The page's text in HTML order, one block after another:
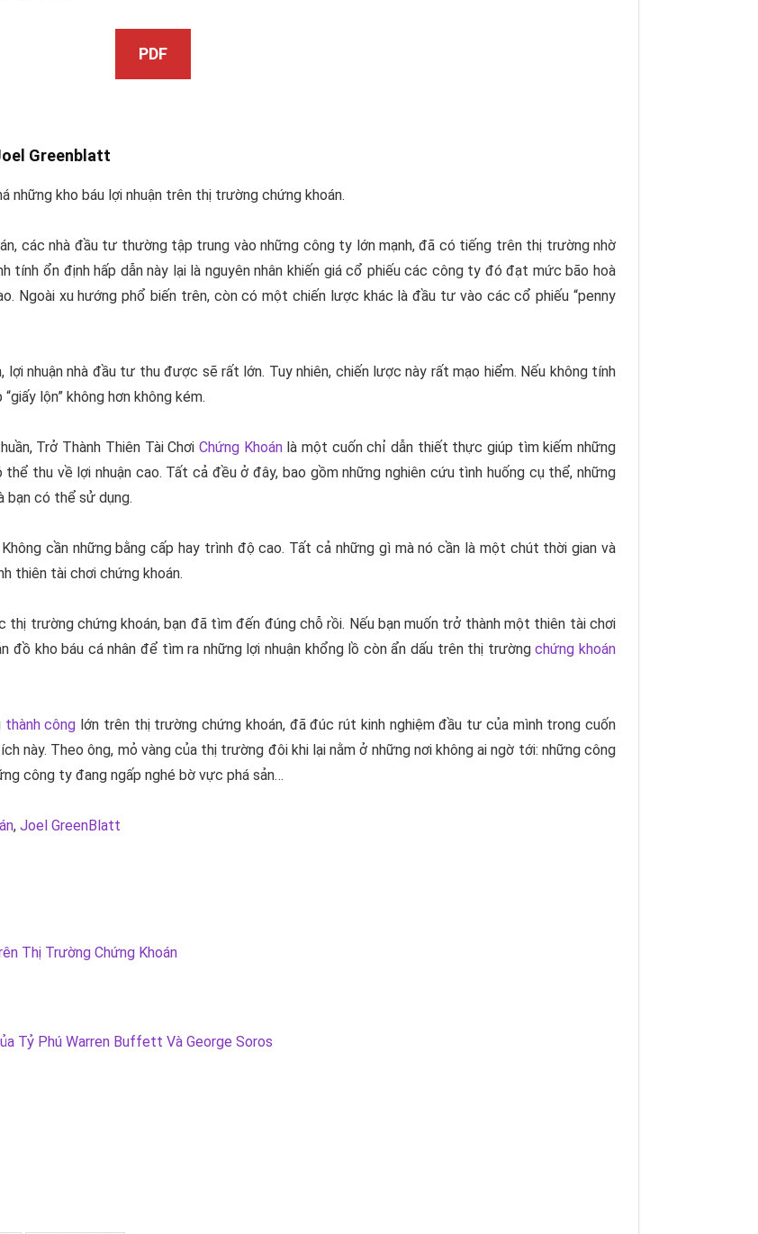
PDF
Greenblatt
những kho báu lợi nhuận trên thị trường chứng khoán.
các nhà đầu tư thường tập trung vào những công ty lớn mạnh, đã có tiếng trên thị trường nhờ
ổn định hấp dẫn này lại là nguyên nhân khiến giá cổ phiếu các công ty đó đạt mức bão hoà
Ngoài xu hướng phổ biến trên, còn có một chiến lược khác là đầu tư vào các cổ phiếu “penny
nhuận nhà đầu tư thu được sẽ rất lớn. Tuy nhiên, chiến lược này rất mạo hiểm. Nếu không tính
lộn” không hơn không kém.
Trở Thành Thiên Tài Chơi Chứng Khoánlà một cuốn chỉ dẫn thiết thực giúp tìm kiếm những
thu về lợi nhuận cao. Tất cả đều ở đây, bao gồm những nghiên cứu tình huống cụ thể, những
bạn có thể sử dụng.
cần những bằng cấp hay trình độ cao. Tất cả những gì mà nó cần là một chút thời gian và
thiên tài chơi chứng khoán.
thị trường chứng khoán, bạn đã tìm đến đúng chỗ rồi. Nếu bạn muốn trở thành một thiên tài chơi
đồ kho báu cá nhân để tìm ra những lợi nhuận khổng lồ còn ẩn dấu trên thị trườngchứng khoán
thành công lớn trên thị trường chứng khoán, đã đúc rút kinh nghiệm đầu tư của mình trong cuốn
này. Theo ông, mỏ vàng của thị trường đôi khi lại nằm ở những nơi không ai ngờ tới: những công
công ty đang ngấp nghé bờ vực phá sản…
, Joel GreenBlatt
Thị Trường Chứng Khoán
Tỷ Phú Warren Buffett Và George Soros